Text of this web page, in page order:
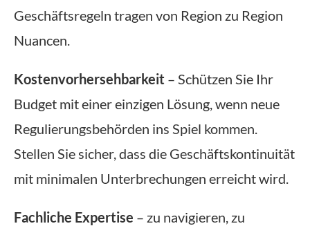
Geschäftsregeln tragen von Region zu Region
Nuancen.
Kostenvorhersehbarkeit – Schützen Sie Ihr
Budget mit einer einzigen Lösung, wenn neue
Regulierungsbehörden ins Spiel kommen.
Stellen Sie sicher, dass die Geschäftskontinuität
mit minimalen Unterbrechungen erreicht wird.
Fachliche Expertise – zu navigieren, zu